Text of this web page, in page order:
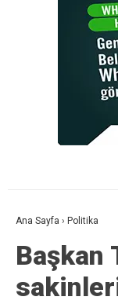
Ana Sayfa › Politika
Başkan